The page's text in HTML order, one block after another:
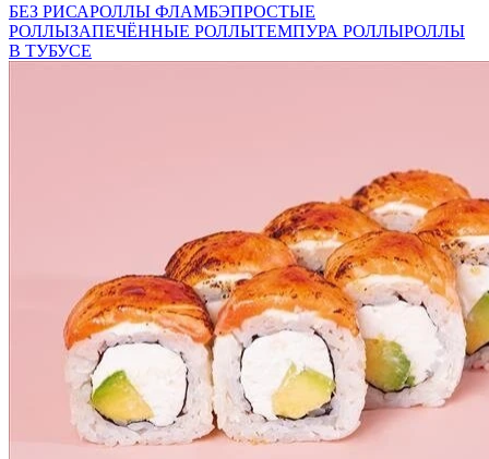
БЕЗ РИСАРОЛЛЫ ФЛАМБЭПРОСТЫЕ
РОЛЛЫЗАПЕЧЁННЫЕ РОЛЛЫТЕМПУРА РОЛЛЫРОЛЛЫ
В ТУБУСЕ